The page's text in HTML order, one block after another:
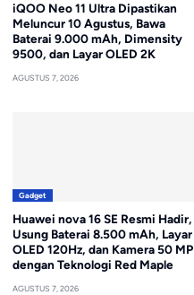
iQOO Neo 11 Ultra Dipastikan
Meluncur 10 Agustus, Bawa
Baterai 9.000 mAh, Dimensity
9500, dan Layar OLED 2K
AGUSTUS 7, 2026
Gadget
Huawei nova 16 SE Resmi Hadir,
Usung Baterai 8.500 mAh, Layar
OLED 120Hz, dan Kamera 50 MP
dengan Teknologi Red Maple
AGUSTUS 7, 2026